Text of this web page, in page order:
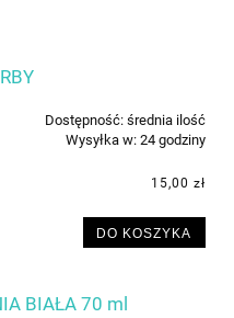
Dostępność: średnia ilość
Wysyłka w: 24 godziny
15,00 zł
DO KOSZYKA
BIAŁA 70 ml